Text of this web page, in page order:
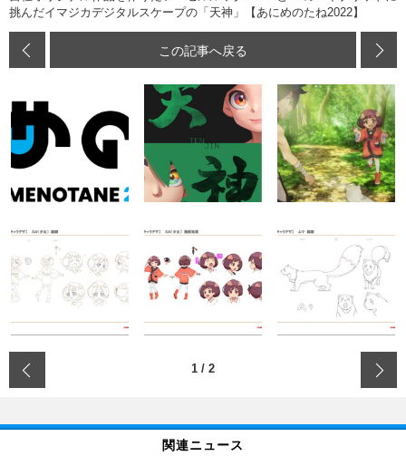
挑んだイマジカデジタルスケープの「天神」【あにめのたね2022】
この記事へ戻る
1 / 2
関連ニュース